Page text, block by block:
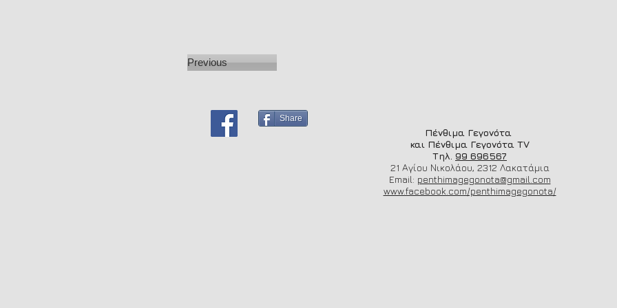
Previous
Share
Πένθιμα Γεγονότα
και Πένθιμα Γεγονότα TV
Τηλ. 99 696567
21 Αγίου Νικολάου, 2312 Λακατάμια
Email: penthimagegonota@gmail.com
www.facebook.com/penthimagegonota/